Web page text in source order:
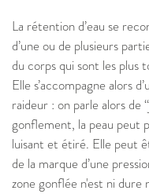
La rétention d’eau se
d’une ou de plusieurs
du corps qui sont les plus
Elle s’accompagne alors
raideur : on parle alors de
gonflement, la peau peut
luisant et étiré. Elle peut
de la marque d’une
zone gonflée n'est ni dure